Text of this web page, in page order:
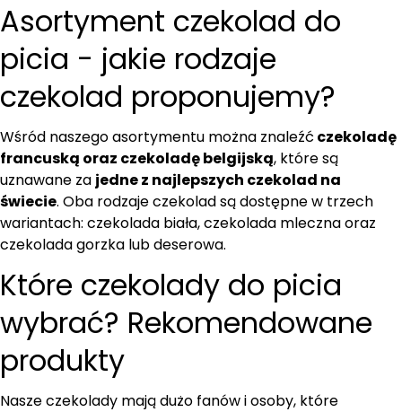
Asortyment czekolad do
picia - jakie rodzaje
czekolad proponujemy?
Wśród naszego asortymentu można znaleźć czekoladę
francuską oraz czekoladę belgijską, które są
uznawane za jedne z najlepszych czekolad na
świecie. Oba rodzaje czekolad są dostępne w trzech
wariantach: czekolada biała, czekolada mleczna oraz
czekolada gorzka lub deserowa.
Które czekolady do picia
wybrać? Rekomendowane
produkty
Nasze czekolady mają dużo fanów i osoby, które